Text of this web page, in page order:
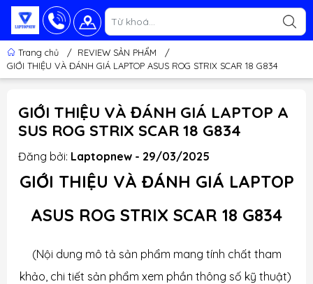
Trang chủ / REVIEW SẢN PHẨM
/
GIỚI THIỆU VÀ ĐÁNH GIÁ LAPTOP ASUS ROG STRIX SCAR 18 G834
GIỚI THIỆU VÀ ĐÁNH GIÁ LAPTOP A
SUS ROG STRIX SCAR 18 G834
Đăng bởi: Laptopnew - 29/03/2025
GIỚI THIỆU VÀ ĐÁNH GIÁ LAPTOP
ASUS ROG STRIX SCAR 18 G834
(Nội dung mô tả sản phẩm mang tính chất tham
khảo, chi tiết sản phẩm xem phần thông số kỹ thuật)